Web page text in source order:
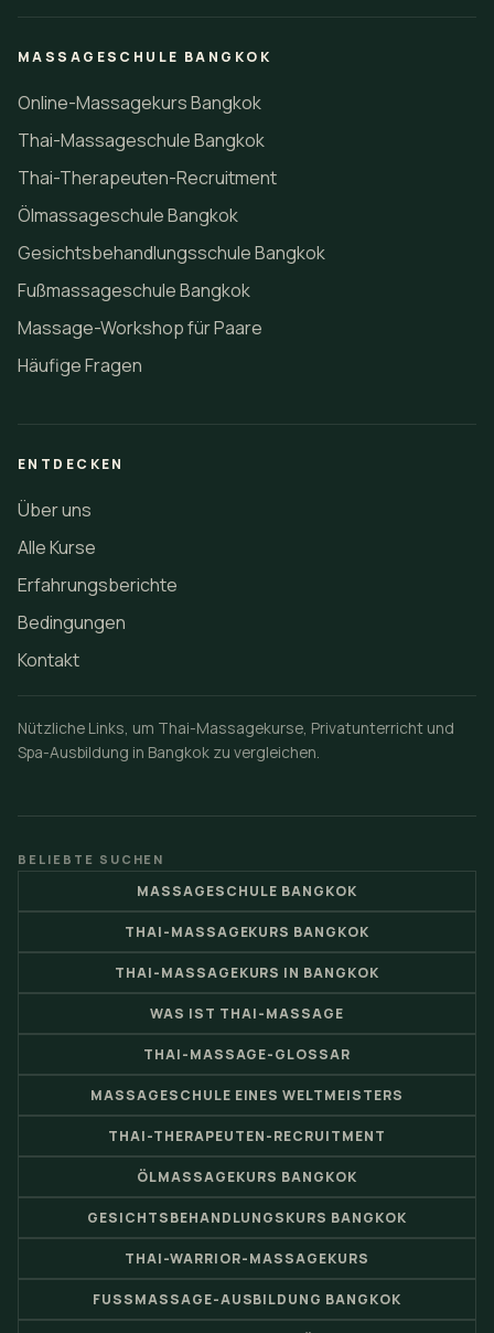
MASSAGESCHULE BANGKOK
Online-Massagekurs Bangkok
Thai-Massageschule Bangkok
Thai-Therapeuten-Recruitment
Ölmassageschule Bangkok
Gesichtsbehandlungsschule Bangkok
Fußmassageschule Bangkok
Massage-Workshop für Paare
Häufige Fragen
ENTDECKEN
Über uns
Alle Kurse
Erfahrungsberichte
Bedingungen
Kontakt
Nützliche Links, um Thai-Massagekurse, Privatunterricht und
Spa-Ausbildung in Bangkok zu vergleichen.
BELIEBTE SUCHEN
MASSAGESCHULE BANGKOK
THAI-MASSAGEKURS BANGKOK
THAI-MASSAGEKURS IN BANGKOK
WAS IST THAI-MASSAGE
THAI-MASSAGE-GLOSSAR
MASSAGESCHULE EINES WELTMEISTERS
THAI-THERAPEUTEN-RECRUITMENT
ÖLMASSAGEKURS BANGKOK
GESICHTSBEHANDLUNGSKURS BANGKOK
THAI-WARRIOR-MASSAGEKURS
FUSSMASSAGE-AUSBILDUNG BANGKOK